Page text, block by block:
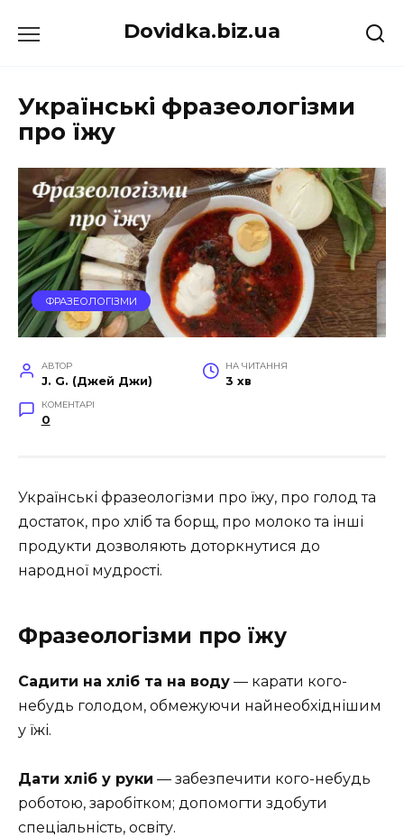
до
Dovidka.biz.ua
Українські фразеологізми
про їжу
ФРАЗЕОЛОГІЗМИ
АВТОР
J. G. (Джей Джи)
НА ЧИТАННЯ
3 хв
КОМЕНТАРІ
0
Українські фразеологізми про їжу, про голод та
достаток, про хліб та борщ, про молоко та інші
продукти дозволяють доторкнутися до
народної мудрості.
Фразеологізми про їжу
Садити на хліб та на воду — карати кого-
небудь голодом, обмежуючи найнеобхіднішим
у їжі.
Дати хліб у руки — забезпечити кого-небудь
роботою, заробітком; допомогти здобути
спеціальність, освіту.